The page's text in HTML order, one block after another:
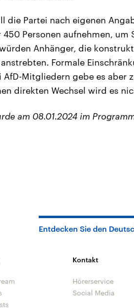
die Partei nach eigenen
Personen aufnehmen,
Anhänger, die
Formale
AfD-Mitgliedern gebe es aber
direkten Wechsel wird es
am 08.01.2024 im
Entdecken Sie den
Kontakt
Hörerservice
Social Media